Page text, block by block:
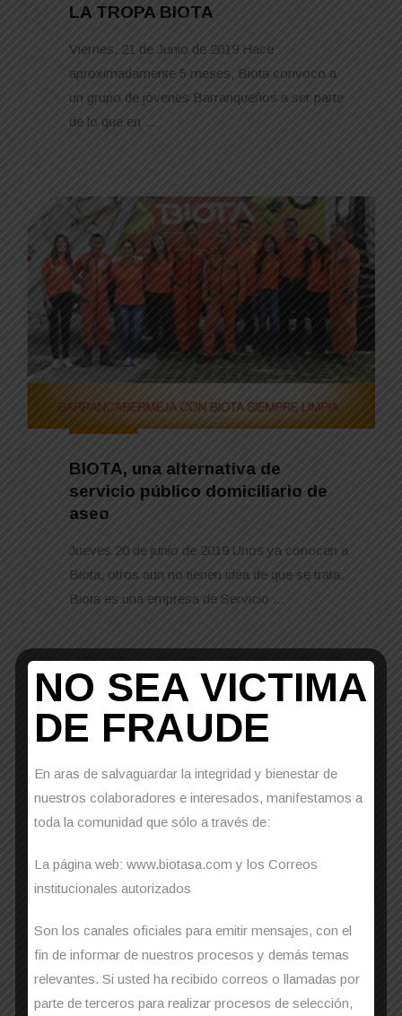
LA TROPA BIOTA
Viernes, 21 de Junio de 2019 Hace
aproximadamente 5 meses, Biota convoco a
un grupo de jóvenes Barranqueños a ser parte
de lo que en ...
BIOTA, una alternativa de
servicio público domiciliario de
aseo
Jueves 20 de junio de 2019 Unos ya conocen a
Biota, otros aun no tienen idea de que se trata,
Biota es una empresa de Servicio ...
Día del Medio Ambiente
Miércoles 24 de Abril de 2019 Un sinfín de
estrategias se crean a diario con el animo de
NO SEA VICTIMA
DE FRAUDE
En aras de salvaguardar la integridad y bienestar de
nuestros colaboradores e interesados, manifestamos a
toda la comunidad que sólo a través de:
La página web: www.biotasa.com y los Correos
institucionales autorizados
Son los canales oficiales para emitir mensajes, con el
fin de informar de nuestros procesos y demás temas
relevantes. Si usted ha recibido correos o llamadas por
parte de terceros para realizar procesos de selección,